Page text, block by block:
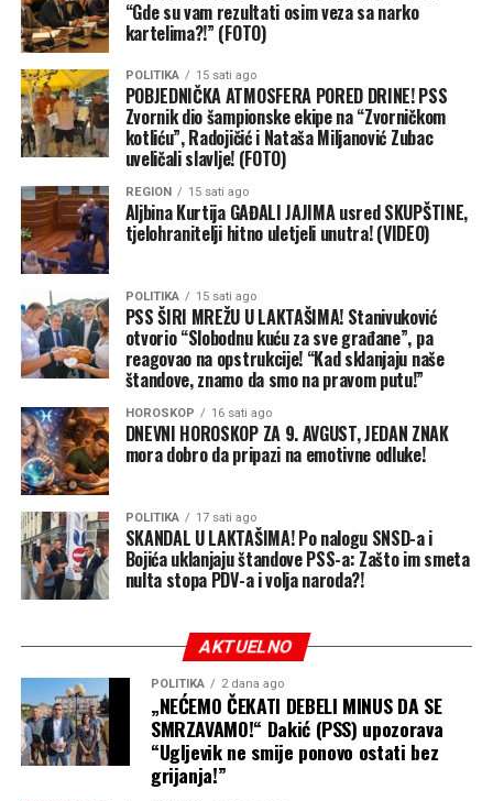
“Gde su vam rezultati osim veza sa narko
kartelima?!” (FOTO)
POLITIKA 15 sati ago
POBJEDNIČKA ATMOSFERA PORED DRINE! PSS
Zvornik dio šampionske ekipe na “Zvorničkom
kotliću”, Radojičić i Nataša Miljanović Zubac
uveličali slavlje! (FOTO)
REGION 15 sati ago
Aljbina Kurtija GAĐALI JAJIMA usred SKUPŠTINE,
tjelohranitelji hitno uletjeli unutra! (VIDEO)
POLITIKA 15 sati ago
PSS ŠIRI MREŽU U LAKTAŠIMA! Stanivuković
otvorio “Slobodnu kuću za sve građane”, pa
reagovao na opstrukcije! “Kad sklanjaju naše
štandove, znamo da smo na pravom putu!”
HOROSKOP 16 sati ago
DNEVNI HOROSKOP ZA 9. AVGUST, JEDAN ZNAK
mora dobro da pripazi na emotivne odluke!
POLITIKA 17 sati ago
SKANDAL U LAKTAŠIMA! Po nalogu SNSD-a i
Bojića uklanjaju štandove PSS-a: Zašto im smeta
nulta stopa PDV-a i volja naroda?!
AKTUELNO
POLITIKA 2 dana ago
„NEĆEMO ČEKATI DEBELI MINUS DA SE
SMRZAVAMO!“ Dakić (PSS) upozorava
“Ugljevik ne smije ponovo ostati bez
grijanja!”